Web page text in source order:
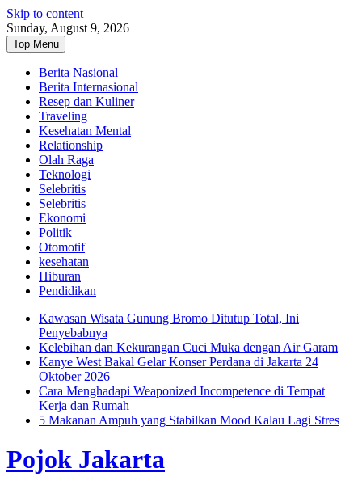
Skip to content
Sunday, August 9, 2026
Top Menu
Berita Nasional
Berita Internasional
Resep dan Kuliner
Traveling
Kesehatan Mental
Relationship
Olah Raga
Teknologi
Selebritis
Selebritis
Ekonomi
Politik
Otomotif
kesehatan
Hiburan
Pendidikan
Kawasan Wisata Gunung Bromo Ditutup Total, Ini
Penyebabnya
Kelebihan dan Kekurangan Cuci Muka dengan Air Garam
Kanye West Bakal Gelar Konser Perdana di Jakarta 24
Oktober 2026
Cara Menghadapi Weaponized Incompetence di Tempat
Kerja dan Rumah
5 Makanan Ampuh yang Stabilkan Mood Kalau Lagi Stres
Pojok Jakarta